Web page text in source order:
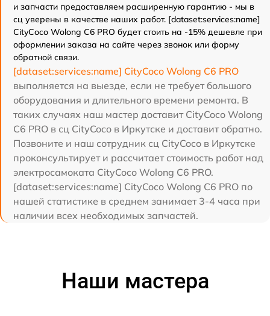
и запчасти предоставляем расширенную гарантию - мы в
сц уверены в качестве наших работ. [dataset:services:name]
CityCoco Wolong C6 PRO будет стоить на -15% дешевле при
оформлении заказа на сайте через звонок или форму
обратной связи.
[dataset:services:name] CityCoco Wolong C6 PRO
выполняется на выезде, если не требует большого
оборудования и длительного времени ремонта. В
таких случаях наш мастер доставит CityCoco Wolong
C6 PRO в сц CityCoco в Иркутске и доставит обратно.
Позвоните и наш сотрудник сц CityCoco в Иркутске
проконсультирует и рассчитает стоимость работ над
электросамоката CityCoco Wolong C6 PRO.
[dataset:services:name] CityCoco Wolong C6 PRO по
нашей статистике в среднем занимает 3-4 часа при
наличии всех необходимых запчастей.
Наши мастера